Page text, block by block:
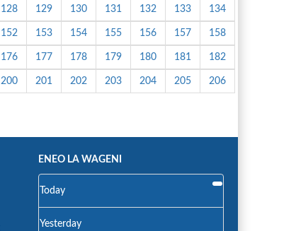
128 129 130 131 132 133 134
152 153 154 155 156 157 158
176 177 178 179 180 181 182
200 201 202 203 204 205 206
ENEO LA WAGENI
Today
Yesterday